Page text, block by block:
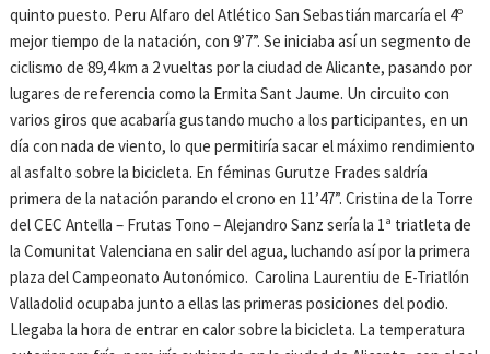
quinto puesto. Peru Alfaro del Atlético San Sebastián marcaría el 4º
mejor tiempo de la natación, con 9’7”. Se iniciaba así un segmento de
ciclismo de 89,4 km a 2 vueltas por la ciudad de Alicante, pasando por
lugares de referencia como la Ermita Sant Jaume. Un circuito con
varios giros que acabaría gustando mucho a los participantes, en un
día con nada de viento, lo que permitiría sacar el máximo rendimiento
al asfalto sobre la bicicleta. En féminas Gurutze Frades saldría
primera de la natación parando el crono en 11’47”. Cristina de la Torre
del CEC Antella – Frutas Tono – Alejandro Sanz sería la 1ª triatleta de
la Comunitat Valenciana en salir del agua, luchando así por la primera
plaza del Campeonato Autonómico. Carolina Laurentiu de E-Triatlón
Valladolid ocupaba junto a ellas las primeras posiciones del podio.
Llegaba la hora de entrar en calor sobre la bicicleta. La temperatura